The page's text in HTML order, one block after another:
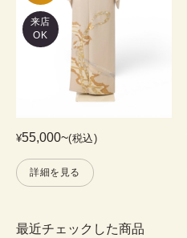
来店
OK
¥55,000~(税込)
詳細を見る
最近チェックした商品